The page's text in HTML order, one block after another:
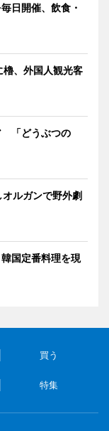
日開催、飲食・
、外国人観光客
「どうぶつの
ルガンで野外劇
国定番料理を現
買う
特集